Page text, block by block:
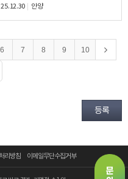
25.12.30 안양
6 7 8 9 10
등록
리방침 이메일무단수집거부